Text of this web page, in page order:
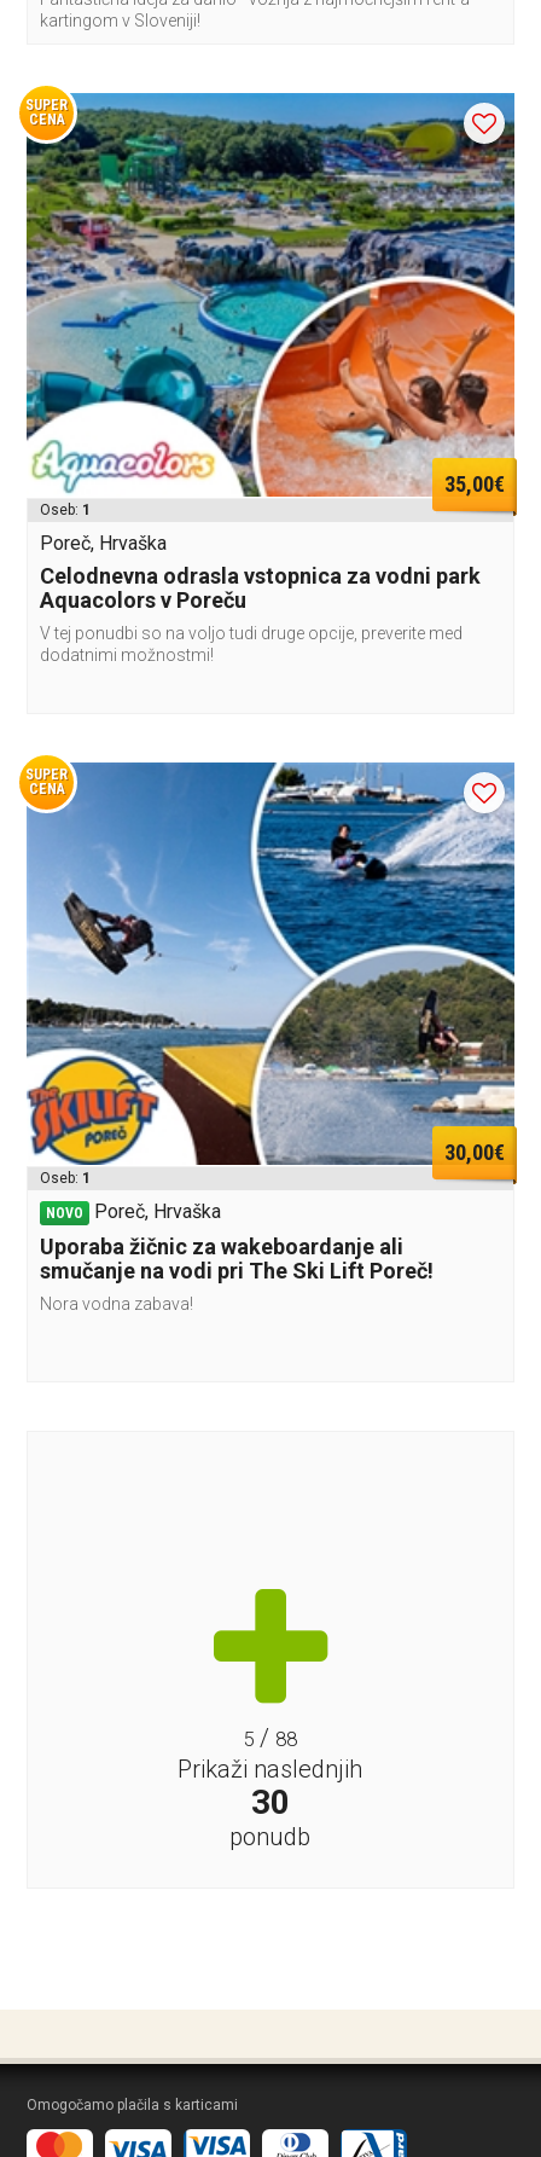
kartingom v Sloveniji!
SUPER
CENA
35,00€
Oseb: 1
Poreč, Hrvaška
Celodnevna odrasla vstopnica za vodni park
Aquacolors v Poreču
V tej ponudbi so na voljo tudi druge opcije, preverite med
dodatnimi možnostmi!
SUPER
CENA
30,00€
Oseb: 1
NOVO Poreč, Hrvaška
Uporaba žičnic za wakeboardanje ali
smučanje na vodi pri The Ski Lift Poreč!
Nora vodna zabava!
5 / 88
Prikaži naslednjih
30
ponudb
Omogočamo plačila s karticami